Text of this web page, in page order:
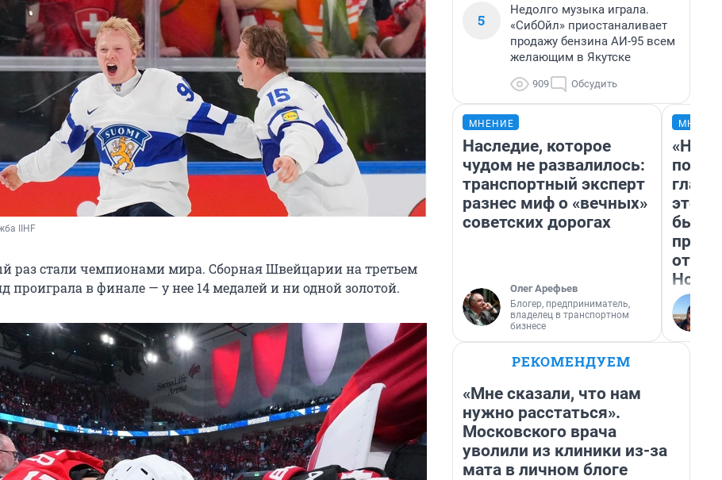
IIHF
раз стали чемпионами мира. Сборная Швейцарии на третьем
проиграла в финале — у нее 14 медалей и ни одной золотой.
5
Недолго музыка играла.
«СибОйл» приостаналивает
продажу бензина АИ-95 всем
желающим в Якутске
909 Обсудить
МНЕНИЕ
Наследие, которое
чудом не развалилось:
транспортный эксперт
разнес миф о «вечных»
советских дорогах
Олег Арефьев
Блогер, предприниматель,
владелец в транспортном
бизнесе
этого
бьет
РЕКОМЕНДУЕМ
«Мне сказали, что нам
нужно расстаться».
Московского врача
уволили из клиники из-за
мата в личном блоге